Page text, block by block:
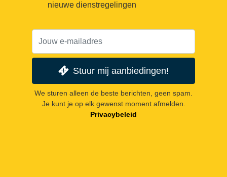
nieuwe dienstregelingen
Stuur mij aanbiedingen!
We sturen alleen de beste berichten, geen spam.
Je kunt je op elk gewenst moment afmelden.
Privacybeleid